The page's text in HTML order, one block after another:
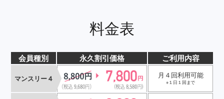
料金表
会員種別 永久割引価格 ご利用内容
マンスリー４ 月４回利用可能
※１日１回まで